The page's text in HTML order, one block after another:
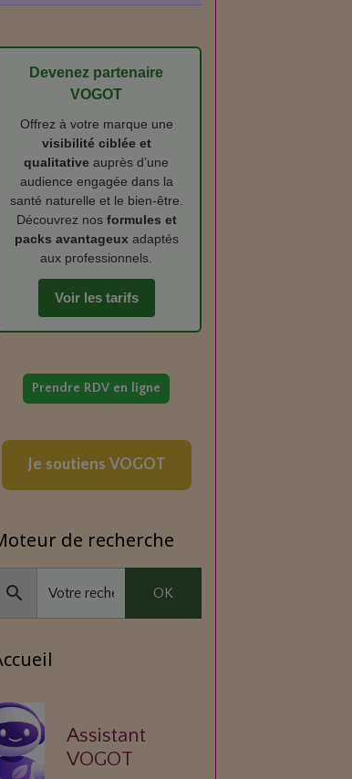
Devenez partenaire
VOGOT
Offrez à votre marque une
visibilité ciblée et
qualitative auprès d’une
audience engagée dans la
santé naturelle et le bien‑être.
Découvrez nos formules et
packs avantageuxadaptés
aux professionnels.
Voir les tarifs
Prendre RDV en ligne
Je soutiens VOGOT
de recherche
OK
Assistant
VOGOT